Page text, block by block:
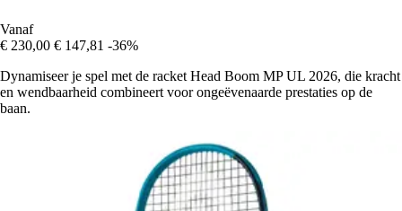
Vanaf
€ 230,00 € 147,81 -36%
Dynamiseer je spel met de racket Head Boom MP UL 2026, die kracht
en wendbaarheid combineert voor ongeëvenaarde prestaties op de
baan.